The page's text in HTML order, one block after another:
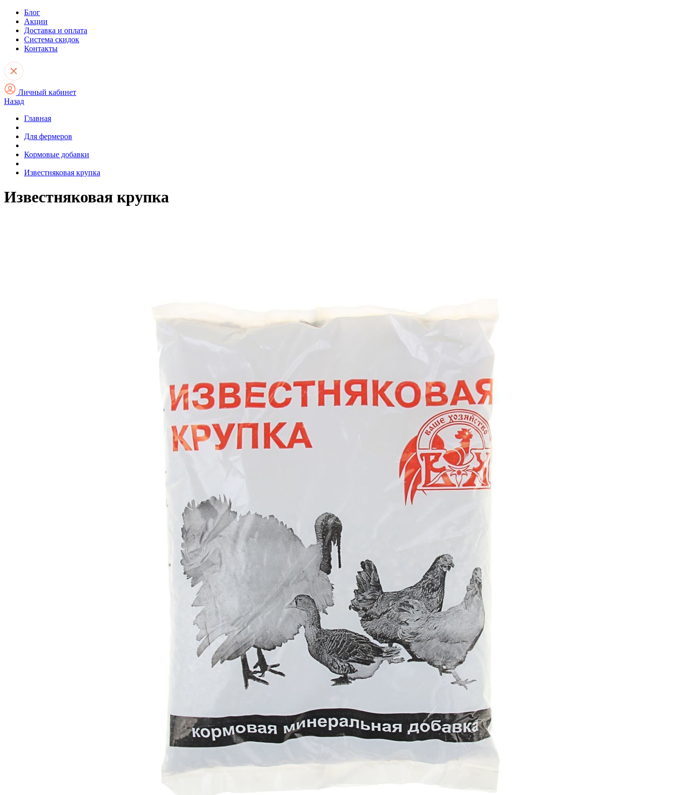
Блог
Акции
Доставка и оплата
Система скидок
Контакты
Личный кабинет
Назад
Главная
Для фермеров
Кормовые добавки
Известняковая крупка
Известняковая крупка